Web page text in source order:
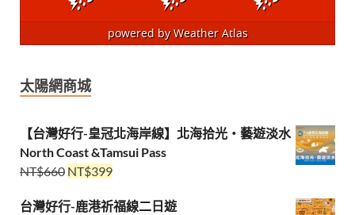
powered byWeather Atlas
太陽網商城
【台灣好行-皇冠北海岸線】北海拾光・藝遊淡水
North Coast &Tamsui Pass
NT$660 NT$399
台灣好行-鹿港祈福線二日遊